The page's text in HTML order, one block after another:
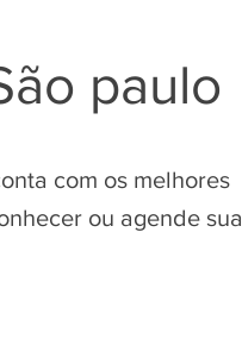
paulo
com os melhores
ou agende sua